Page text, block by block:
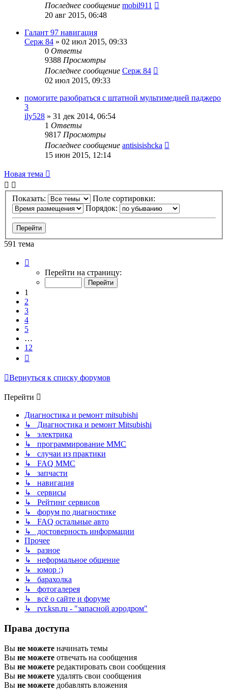
Последнее сообщение mobil911
20 авг 2015, 06:48
Галант 97 навигация
Серж 84 » 02 июл 2015, 09:33
0 Ответы
9388 Просмотры
Последнее сообщение Серж 84
02 июл 2015, 09:33
помогите разобраться с штатной мультимедией паджеро
3
ily528 » 31 дек 2014, 06:54
1 Ответы
9817 Просмотры
Последнее сообщение antisisishcka
15 июн 2015, 12:14
Новая тема
Показать:
Поле сортировки:
Порядок:
591 тема
Перейти на страницу:
1
2
3
4
5
…
12
Вернуться к списку форумов
Перейти
Диагностика и ремонт mitsubishi
↳ Диагностика и ремонт Mitsubishi
↳ электрика
↳ программирование MMC
↳ случаи из практики
↳ FAQ MMC
↳ запчасти
↳ навигация
↳ сервисы
↳ Рейтинг сервисов
↳ форум по диагностике
↳ FAQ остальные авто
↳ достоверность информации
Прочее
↳ разное
↳ неформальное общение
↳ юмор :)
↳ барахолка
↳ фотогалерея
↳ всё о сайте и форуме
↳ rvr.ksn.ru - "запасной аэродром"
Права доступа
Вы не можете начинать темы
Вы не можете отвечать на сообщения
Вы не можете редактировать свои сообщения
Вы не можете удалять свои сообщения
Вы не можете добавлять вложения